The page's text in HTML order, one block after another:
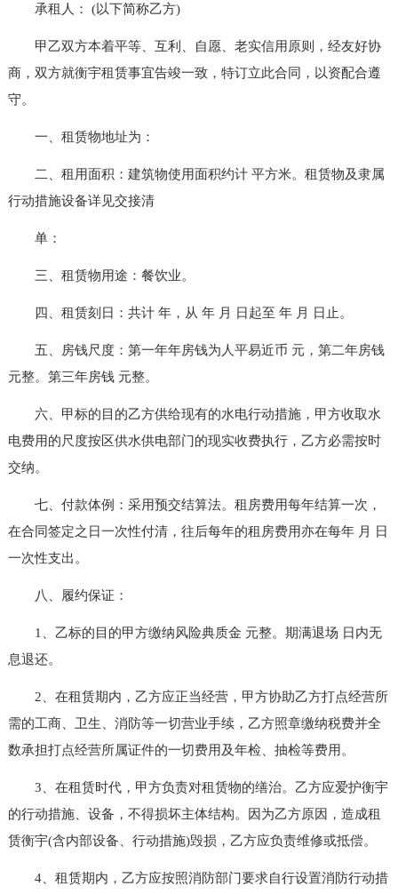
承租人： (以下简称乙方)
甲乙双方本着平等、互利、自愿、老实信用原则，经友好协
商，双方就衡宇租赁事宜告竣一致，特订立此合同，以资配合遵
守。
一、租赁物地址为：
二、租用面积：建筑物使用面积约计 平方米。租赁物及隶属
行动措施设备详见交接清
单：
三、租赁物用途：餐饮业。
四、租赁刻日：共计 年，从 年 月 日起至 年 月 日止。
五、房钱尺度：第一年年房钱为人平易近币 元，第二年房钱
元整。第三年房钱 元整。
六、甲标的目的乙方供给现有的水电行动措施，甲方收取水
电费用的尺度按区供水供电部门的现实收费执行，乙方必需按时
交纳。
七、付款体例：采用预交结算法。租房费用每年结算一次，
在合同签定之日一次性付清，往后每年的租房费用亦在每年 月 日
一次性支出。
八、履约保证：
1、乙标的目的甲方缴纳风险典质金 元整。期满退场 日内无
息退还。
2、在租赁期内，乙方应正当经营，甲方协助乙方打点经营所
需的工商、卫生、消防等一切营业手续，乙方照章缴纳税费并全
数承担打点经营所属证件的一切费用及年检、抽检等费用。
3、在租赁时代，甲方负责对租赁物的缮治。乙方应爱护衡宇
的行动措施、设备，不得损坏主体结构。因为乙方原因，造成租
赁衡宇(含内部设备、行动措施)毁损，乙方应负责维修或抵偿。
4、租赁期内，乙方应按照消防部门要求自行设置消防行动措